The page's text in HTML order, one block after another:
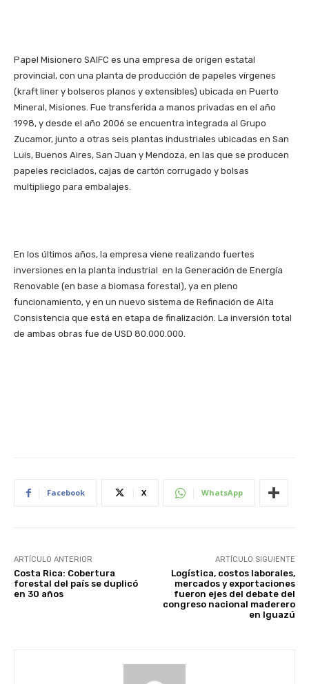
Papel Misionero SAIFC es una empresa de origen estatal
provincial, con una planta de producción de papeles vírgenes
(kraft liner y bolseros planos y extensibles) ubicada en Puerto
Mineral, Misiones. Fue transferida a manos privadas en el año
1998, y desde el año 2006 se encuentra integrada al Grupo
Zucamor, junto a otras seis plantas industriales ubicadas en San
Luis, Buenos Aires, San Juan y Mendoza, en las que se producen
papeles reciclados, cajas de cartón corrugado y bolsas
multipliego para embalajes.
En los últimos años, la empresa viene realizando fuertes
inversiones en la planta industrial en la Generación de Energía
Renovable (en base a biomasa forestal), ya en pleno
funcionamiento, y en un nuevo sistema de Refinación de Alta
Consistencia que está en etapa de finalización. La inversión total
de ambas obras fue de USD 80.000.000.
Facebook X WhatsApp
ARTÍCULO ANTERIOR
Costa Rica: Cobertura
forestal del país se duplicó
en 30 años
ARTÍCULO SIGUIENTE
Logística, costos laborales,
mercados y exportaciones
fueron ejes del debate del
congreso nacional maderero
en Iguazú